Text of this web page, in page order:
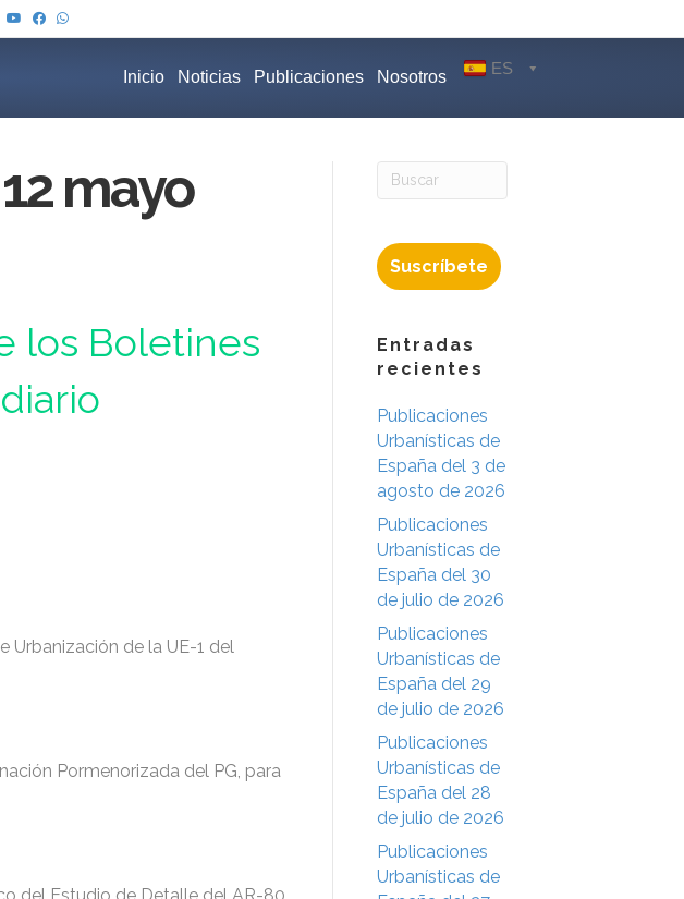
Inicio Noticias Publicaciones Nosotros ES
mayo
los Boletines
Urbanización de la UE-1 del
Pormenorizada del PG, para
Suscríbete
Entradas
recientes
Publicaciones
Urbanísticas de
España del 3 de
agosto de 2026
Publicaciones
Urbanísticas de
España del 30
de julio de 2026
Publicaciones
Urbanísticas de
España del 29
de julio de 2026
Publicaciones
Urbanísticas de
España del 28
de julio de 2026
Publicaciones
Urbanísticas de